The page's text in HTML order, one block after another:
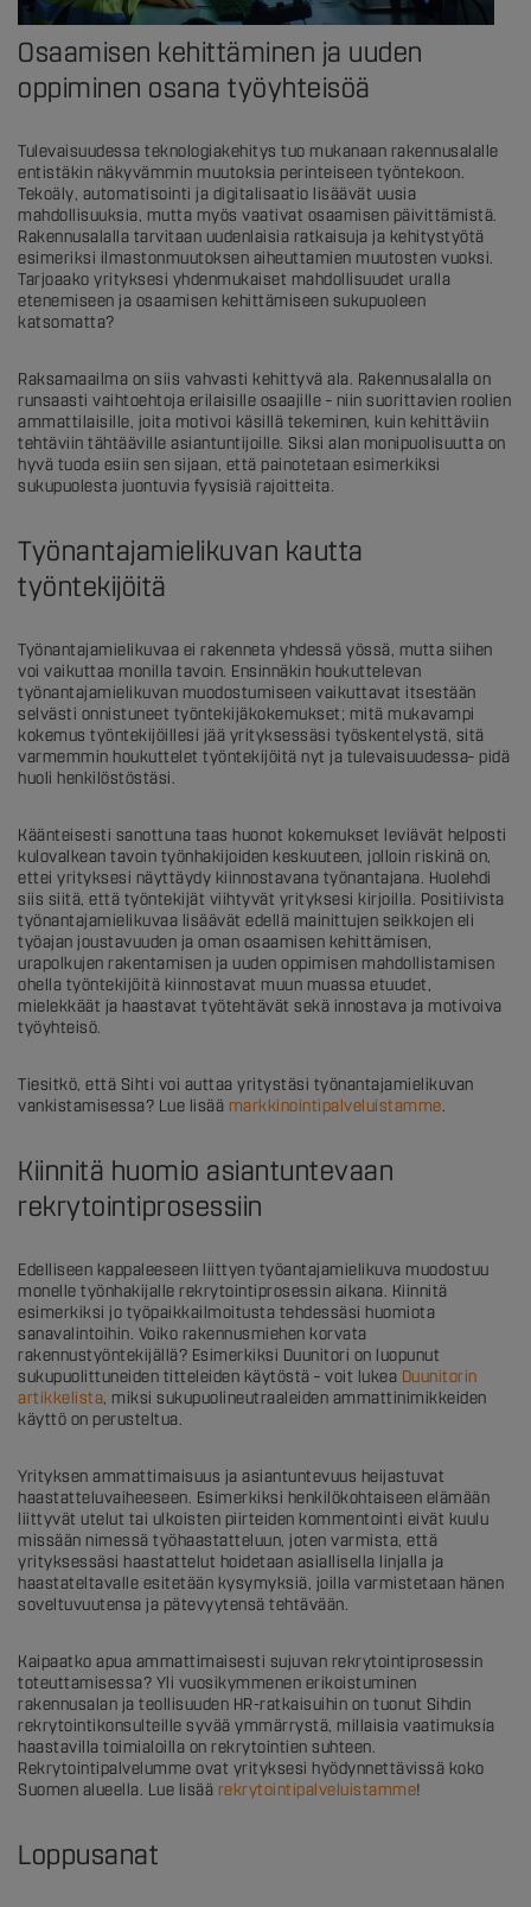
Osaamisen kehittäminen ja uuden
oppiminen osana työyhteisöä
Tulevaisuudessa teknologiakehitys tuo mukanaan rakennusalalle
entistäkin näkyvämmin muutoksia perinteiseen työntekoon.
Tekoäly, automatisointi ja digitalisaatio lisäävät uusia
mahdollisuuksia, mutta myös vaativat osaamisen päivittämistä.
Rakennusalalla tarvitaan uudenlaisia ratkaisuja ja kehitystyötä
esimeriksi ilmastonmuutoksen aiheuttamien muutosten vuoksi.
Tarjoaako yrityksesi yhdenmukaiset mahdollisuudet uralla
etenemiseen ja osaamisen kehittämiseen sukupuoleen
katsomatta?
Raksamaailma on siis vahvasti kehittyvä ala. Rakennusalalla on
runsaasti vaihtoehtoja erilaisille osaajille – niin suorittavien roolien
ammattilaisille, joita motivoi käsillä tekeminen, kuin kehittäviin
tehtäviin tähtääville asiantuntijoille. Siksi alan monipuolisuutta on
hyvä tuoda esiin sen sijaan, että painotetaan esimerkiksi
sukupuolesta juontuvia fyysisiä rajoitteita.
Työnantajamielikuvan kautta
työntekijöitä
Työnantajamielikuvaa ei rakenneta yhdessä yössä, mutta siihen
voi vaikuttaa monilla tavoin. Ensinnäkin houkuttelevan
työnantajamielikuvan muodostumiseen vaikuttavat itsestään
selvästi onnistuneet työntekijäkokemukset; mitä mukavampi
kokemus työntekijöillesi jää yrityksessäsi työskentelystä, sitä
varmemmin houkuttelet työntekijöitä nyt ja tulevaisuudessa– pidä
huoli henkilöstöstäsi.
Käänteisesti sanottuna taas huonot kokemukset leviävät helposti
kulovalkean tavoin työnhakijoiden keskuuteen, jolloin riskinä on,
ettei yrityksesi näyttäydy kiinnostavana työnantajana. Huolehdi
siis siitä, että työntekijät viihtyvät yrityksesi kirjoilla. Positiivista
työnantajamielikuvaa lisäävät edellä mainittujen seikkojen eli
työajan joustavuuden ja oman osaamisen kehittämisen,
urapolkujen rakentamisen ja uuden oppimisen mahdollistamisen
ohella työntekijöitä kiinnostavat muun muassa etuudet,
mielekkäät ja haastavat työtehtävät sekä innostava ja motivoiva
työyhteisö.
Tiesitkö, että Sihti voi auttaa yritystäsi työnantajamielikuvan
vankistamisessa? Lue lisää markkinointipalveluistamme.
Kiinnitä huomio asiantuntevaan
rekrytointiprosessiin
Edelliseen kappaleeseen liittyen työantajamielikuva muodostuu
monelle työnhakijalle rekrytointiprosessin aikana. Kiinnitä
esimerkiksi jo työpaikkailmoitusta tehdessäsi huomiota
sanavalintoihin. Voiko rakennusmiehen korvata
rakennustyöntekijällä? Esimerkiksi Duunitori on luopunut
sukupuolittuneiden titteleiden käytöstä – voit lukea Duunitorin
artikkelista, miksi sukupuolineutraaleiden ammattinimikkeiden
käyttö on perusteltua.
Yrityksen ammattimaisuus ja asiantuntevuus heijastuvat
haastatteluvaiheeseen. Esimerkiksi henkilökohtaiseen elämään
liittyvät utelut tai ulkoisten piirteiden kommentointi eivät kuulu
missään nimessä työhaastatteluun, joten varmista, että
yrityksessäsi haastattelut hoidetaan asiallisella linjalla ja
haastateltavalle esitetään kysymyksiä, joilla varmistetaan hänen
soveltuvuutensa ja pätevyytensä tehtävään.
Kaipaatko apua ammattimaisesti sujuvan rekrytointiprosessin
toteuttamisessa? Yli vuosikymmenen erikoistuminen
rakennusalan ja teollisuuden HR-ratkaisuihin on tuonut Sihdin
rekrytointikonsulteille syvää ymmärrystä, millaisia vaatimuksia
haastavilla toimialoilla on rekrytointien suhteen.
Rekrytointipalvelumme ovat yrityksesi hyödynnettävissä koko
Suomen alueella. Lue lisää rekrytointipalveluistamme!
Loppusanat